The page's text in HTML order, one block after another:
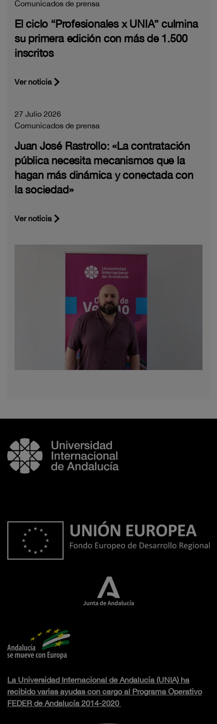
Comunicados de prensa
El ciclo “Profesionales x UNIA” culmina
su primera edición con más de 1.500
inscritos
Ver noticia
27 Julio 2026
Comunicados de prensa
Juan José Rastrollo: «La contratación
pública necesita mecanismos que la
hagan más dinámica y conectada con
la sociedad»
Ver noticia
La Universidad Internacional de Andalucía (UNIA) ha
recibido varias ayudas con cargo al Programa Operativo
FEDER de Andalucía 2014-2020